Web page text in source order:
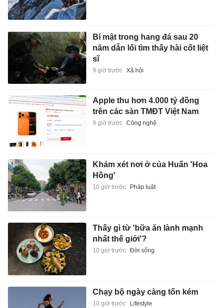
Bí mật trong hang đá sau 20
năm dẫn lối tìm thấy hài cốt liệt
sĩ
9 giờ trước Xã hội
Apple thu hơn 4.000 tỷ đồng
trên các sàn TMĐT Việt Nam
9 giờ trước Công nghệ
Khám xét nơi ở của Huấn 'Hoa
Hồng'
10 giờ trước Pháp luật
Thấy gì từ 'bữa ăn lành mạnh
nhất thế giới'?
10 giờ trước Đời sống
Chạy bộ ngày càng tốn kém
10 giờ trước Lifestyle